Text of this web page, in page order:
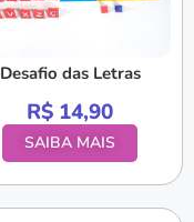
Desafio das Letras
R$ 14,90
SAIBA MAIS